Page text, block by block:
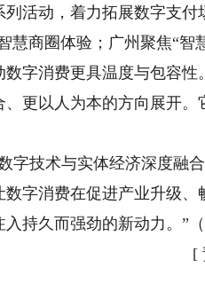
活动，着力拓展数字支付
慧商圈体验；广州聚焦“智
字消费更具温度与包容性。
更以人为本的方向展开。
技术与实体经济深度融
字消费在促进产业升级、
持久而强劲的新动力。”（
[